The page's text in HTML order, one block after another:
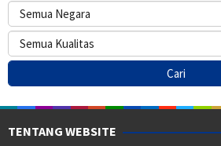
TENTANG WEBSITE